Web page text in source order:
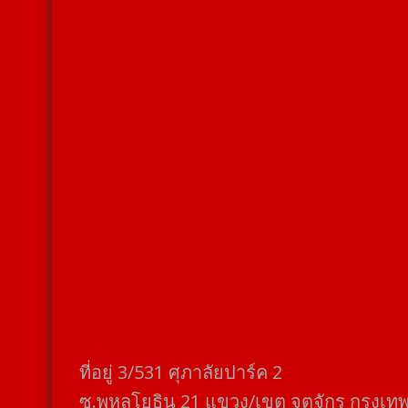
ที่อยู่​ 3/531​ ศุภาลัยปาร์ค​ 2
ซ.พหลโยธิน​ 21​ แขวง/เขต​ จตุจักร​ กรุงเท